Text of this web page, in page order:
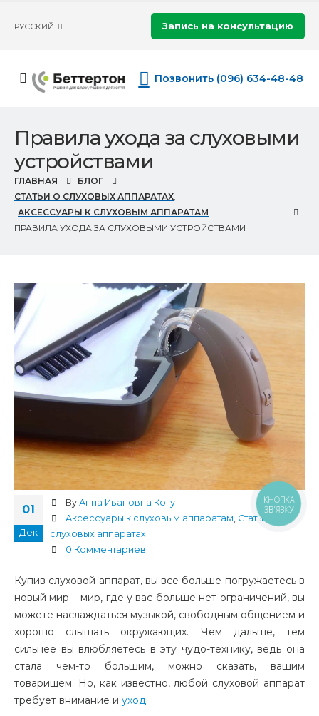
РУССКИЙ Запись на консультацию
Позвонить (096) 634-48-48
Правила ухода за слуховыми
устройствами
ГЛАВНАЯ
БЛОГ
СТАТЬИ О СЛУХОВЫХ АППАРАТАХ,
АКСЕССУАРЫ К СЛУХОВЫМ АППАРАТАМ
ПРАВИЛА УХОДА ЗА СЛУХОВЫМИ УСТРОЙСТВАМИ
01
Дек
By Анна Ивановна Когут
Аксессуары к слуховым аппаратам Статьи о
слуховых аппаратах
0 Комментариев
Купив слуховой аппарат, вы все больше погружаетесь в
новый мир – мир, где у вас больше нет ограничений, вы
можете наслаждаться музыкой, свободным общением и
хорошо слышать окружающих. Чем дальше, тем
сильнее вы влюбляетесь в эту чудо-технику, ведь она
стала чем-то большим, можно сказать, вашим
товарищем. Но, как известно, любой слуховой аппарат
требует внимание и уход.
КНОПКА
ЗВ'ЯЗКУ